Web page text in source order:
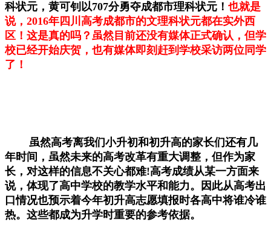
科状元，黄可钊以707分勇夺成都市理科状元！ 也就是
说，2016年四川高考成都市的文理科状元都在实外西
区！这是真的吗？虽然目前还没有媒体正式确认，但学
校已经开始庆贺，也有媒体即刻赶到学校采访两位同学
了！
虽然高考离我们小升初和初升高的家长们还有几
年时间，虽然未来的高考改革有重大调整，但作为家
长，对这样的信息不关心都难!高考成绩从某一方面来
说，体现了高中学校的教学水平和能力。因此从高考出
口情况也预示着今年初升高志愿填报时各高中将谁冷谁
热。这些都成为升学时重要的参考依据。